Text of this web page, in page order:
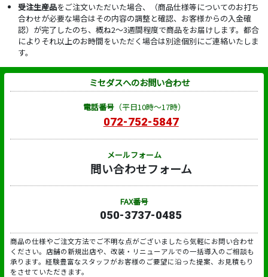
受注生産品をご注文いただいた場合、（商品仕様等についてのお打ち
合わせが必要な場合はその内容の調整と確認、お客様からの入金確
認）が完了したのち、概ね2～3週間程度で商品をお届けします。都合
によりそれ以上のお時間をいただく場合は別途個別にご連絡いたしま
す。
ミセダスへのお問い合わせ
電話番号（平日10時～17時）
072-752-5847
メールフォーム
問い合わせフォーム
FAX番号
050-3737-0485
商品の仕様やご注文方法でご不明な点がございましたら気軽にお問い合わせ
ください。店舗の新規出店や、改装・リニューアルでの一括導入のご相談も
承ります。経験豊富なスタッフがお客様のご要望に沿った提案、お見積もり
をさせていただきます。